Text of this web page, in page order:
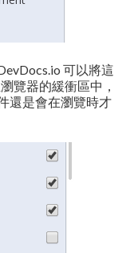
可以將這
覽器的緩衝區中，
還是會在瀏覽時才